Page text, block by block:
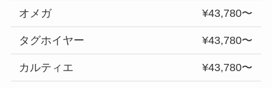
オメガ ¥43,780〜
タグホイヤー ¥43,780〜
カルティエ ¥43,780〜